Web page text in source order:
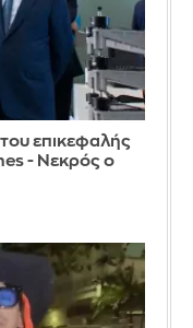
επικεφαλής
- Νεκρός ο